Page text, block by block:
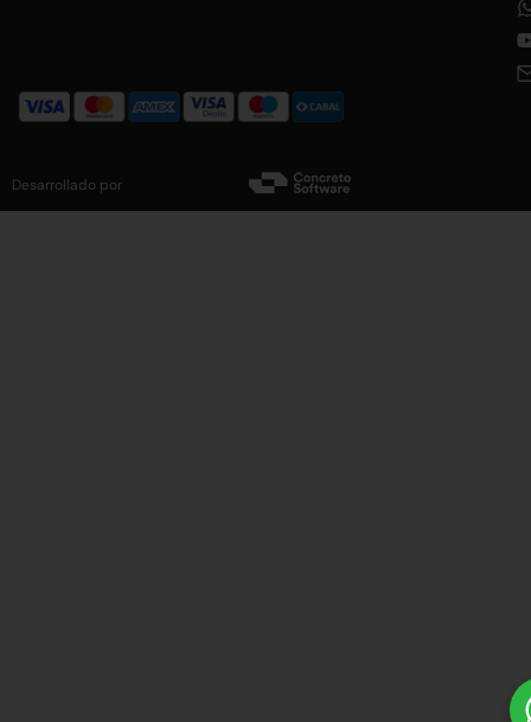
Desarrollado por